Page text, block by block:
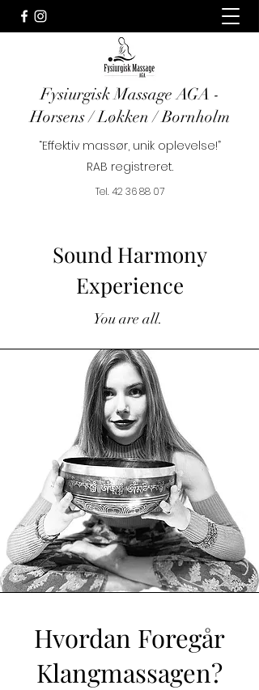
Fysiurgisk Massage AGA -
Horsens / Løkken / Bornholm
“Effektiv massør, unik oplevelse!”
RAB registreret.
Tel.42 36 88 07
Sound Harmony
Experience
You are all.
Hvordan Foregår
Klangmassagen?